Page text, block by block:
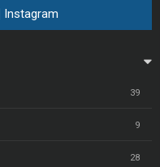
Instagram
39
9
28